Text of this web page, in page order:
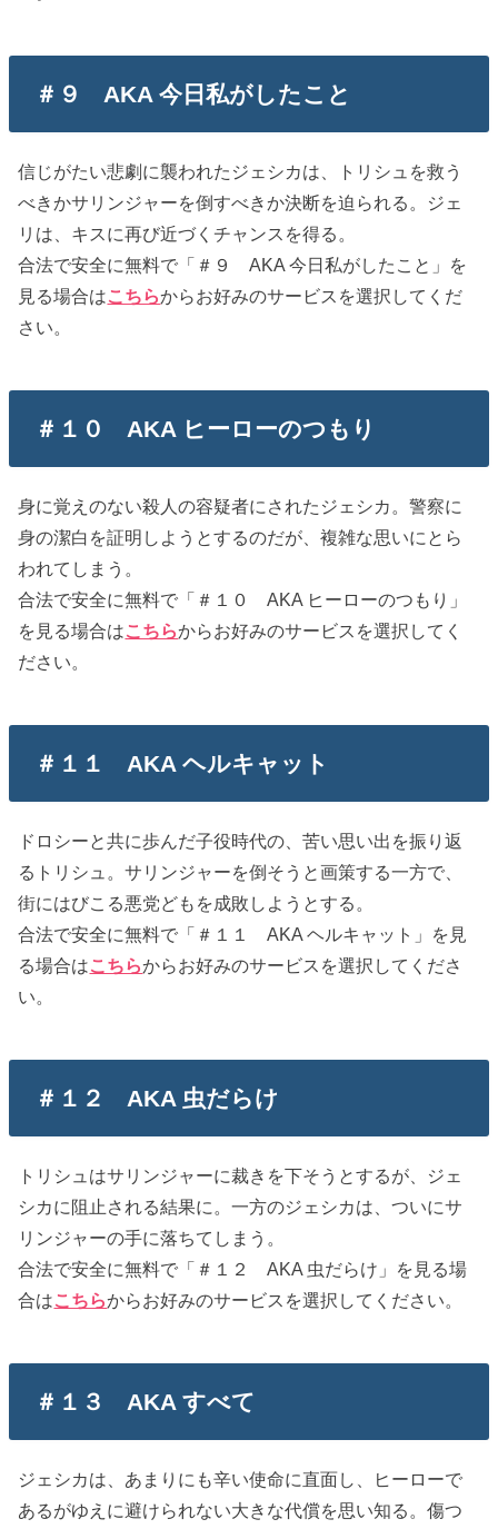
＃９ AKA 今日私がしたこと
信じがたい悲劇に襲われたジェシカは、トリシュを救う
べきかサリンジャーを倒すべきか決断を迫られる。ジェ
リは、キスに再び近づくチャンスを得る。
合法で安全に無料で「＃９ AKA 今日私がしたこと」を
見る場合はこちらからお好みのサービスを選択してくだ
さい。
＃１０ AKA ヒーローのつもり
身に覚えのない殺人の容疑者にされたジェシカ。警察に
身の潔白を証明しようとするのだが、複雑な思いにとら
われてしまう。
合法で安全に無料で「＃１０ AKA ヒーローのつもり」
を見る場合はこちらからお好みのサービスを選択してく
ださい。
＃１１ AKA ヘルキャット
ドロシーと共に歩んだ子役時代の、苦い思い出を振り返
るトリシュ。サリンジャーを倒そうと画策する一方で、
街にはびこる悪党どもを成敗しようとする。
合法で安全に無料で「＃１１ AKA ヘルキャット」を見
る場合はこちらからお好みのサービスを選択してくださ
い。
＃１２ AKA 虫だらけ
トリシュはサリンジャーに裁きを下そうとするが、ジェ
シカに阻止される結果に。一方のジェシカは、ついにサ
リンジャーの手に落ちてしまう。
合法で安全に無料で「＃１２ AKA 虫だらけ」を見る場
合はこちらからお好みのサービスを選択してください。
＃１３ AKA すべて
ジェシカは、あまりにも辛い使命に直面し、ヒーローで
あるがゆえに避けられない大きな代償を思い知る。傷つ